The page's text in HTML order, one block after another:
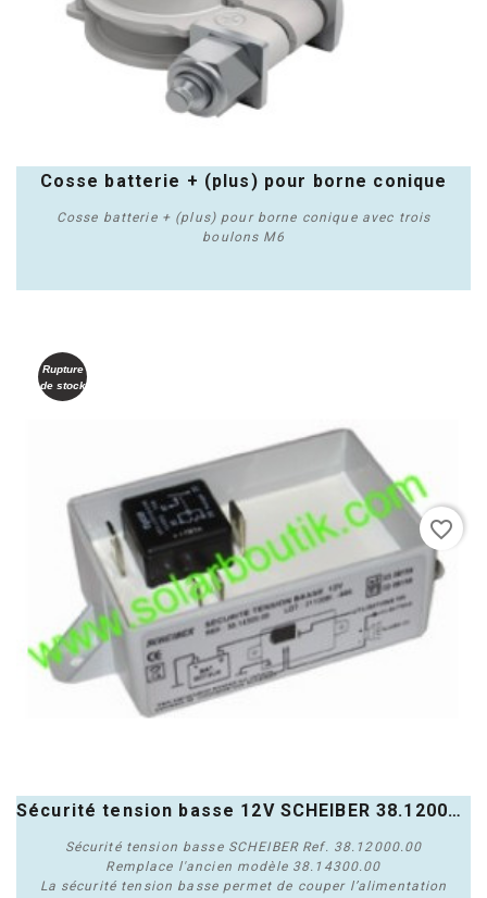
Cosse batterie + (plus) pour borne conique
Cosse batterie + (plus) pour borne conique avec trois
boulons M6
Rupture
de stock
Sécurité tension basse 12V SCHEIBER 38.12000.00
Sécurité tension basse SCHEIBER Ref. 38.12000.00
Remplace l'ancien modèle 38.14300.00
La sécurité tension basse permet de couper l’alimentation
favorite_border